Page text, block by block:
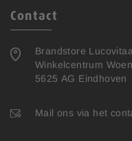
Contact
Brandstore
Winkelcentrum
5625 AG Eindhoven
Mail ons via het